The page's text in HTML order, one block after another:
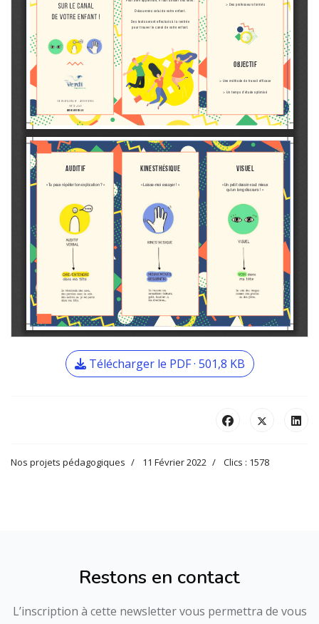
Télécharger le PDF · 501,8 KB
Nos projets pédagogiques 11 Février 2022 Clics : 1578
Restons en contact
L’inscription à cette newsletter vous permettra de vous